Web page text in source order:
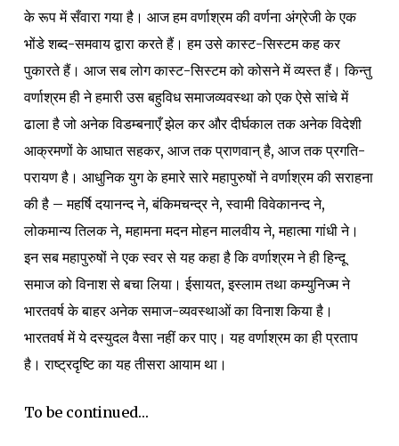
के रूप में सँवारा गया है। आज हम वर्णाश्रम की वर्णना अंग्रेजी के एक
भोंडे शब्द-समवाय द्वारा करते हैं। हम उसे कास्ट-सिस्टम कह कर
पुकारते हैं। आज सब लोग कास्ट-सिस्टम को कोसने में व्यस्त हैं। किन्तु
वर्णाश्रम ही ने हमारी उस बहुविध समाजव्यवस्था को एक ऐसे सांचे में
ढाला है जो अनेक विडम्बनाएँ झेल कर और दीर्घकाल तक अनेक विदेशी
आक्रमणों के आघात सहकर, आज तक प्राणवान् है, आज तक प्रगति-
परायण है। आधुनिक युग के हमारे सारे महापुरुषों ने वर्णाश्रम की सराहना
की है – महर्षि दयानन्द ने, बंकिमचन्द्र ने, स्वामी विवेकानन्द ने,
लोकमान्य तिलक ने, महामना मदन मोहन मालवीय ने, महात्मा गांधी ने।
इन सब महापुरुषों ने एक स्वर से यह कहा है कि वर्णाश्रम ने ही हिन्दू
समाज को विनाश से बचा लिया। ईसायत, इस्लाम तथा कम्युनिज्म ने
भारतवर्ष के बाहर अनेक समाज-व्यवस्थाओं का विनाश किया है।
भारतवर्ष में ये दस्युदल वैसा नहीं कर पाए। यह वर्णाश्रम का ही प्रताप
है। राष्ट्रदृष्टि का यह तीसरा आयाम था।
To be continued…